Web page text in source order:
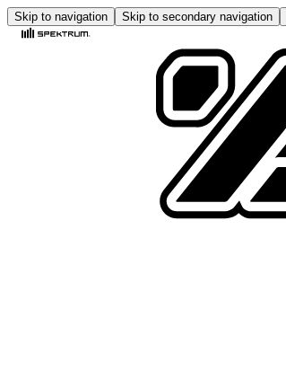
Skip to navigation Skip to secondary navigation